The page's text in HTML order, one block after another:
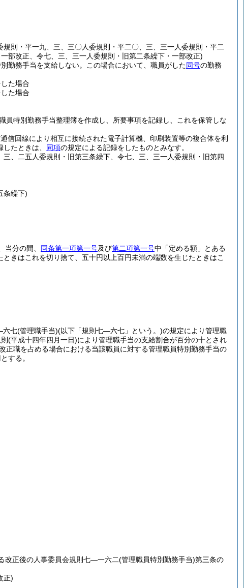
則・平一九、三、三〇人委規則・平二〇、三、三一人委規則・平二
部改正、令七、三、三一人委規則・旧第二条繰下・一部改正)
勤務手当を支給しない。 この場合において、職員がした同号の勤務
た場合
た場合
員特別勤務手当整理簿を作成し、所要事項を記録し、これを保管しな
信回線により相互に接続された電子計算機、印刷装置等の複合体を利
たときは、 同項の規定による記録をしたものとみなす。
、二五人委規則・旧第三条繰下、令七、三、三一人委規則・旧第四
条繰下)
当分の間、 同条第一項第一号及び第二項第一号中「定める額」とある
きはこれを切り捨て、五十円以上百円未満の端数を生じたときはこ
六七(管理職手当)(以下「規則七―六七」という。)の規定により管理職
(平成十四年四月一日)により管理職手当の支給割合が百分の十とされ
正職を占める場合における当該職員に対する管理職員特別勤務手当の
する。
改正後の人事委員会規則七―一六二(管理職員特別勤務手当)第三条の
正)